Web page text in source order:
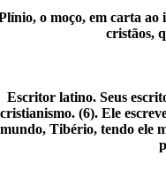
o moço, em carta ao
cristãos,
Escritor latino. Seus
cristianismo. (6). Ele
mundo, Tibério, tendo ele